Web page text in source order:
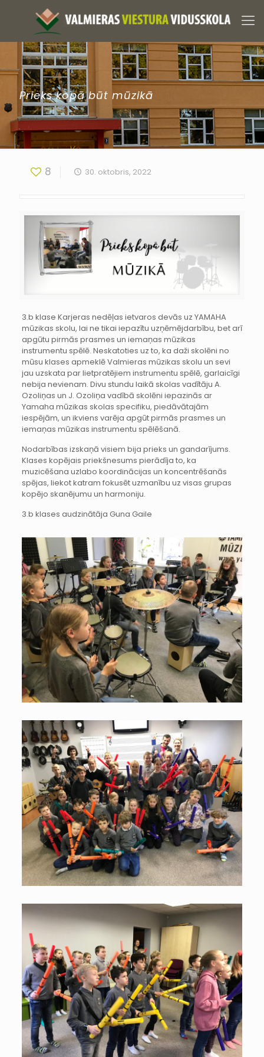
Prieks kopā būt mūzikā
8 30. oktobris, 2022
3.b klase Karjeras nedēļas ietvaros devās uz YAMAHA
mūzikas skolu, lai ne tikai iepazītu uzņēmējdarbību, bet arī
apgūtu pirmās prasmes un iemaņas mūzikas
instrumentu spēlē. Neskatoties uz to, ka daži skolēni no
mūsu klases apmeklē Valmieras mūzikas skolu un sevi
jau uzskata par lietpratējiem instrumentu spēlē, garlaicīgi
nebija nevienam. Divu stundu laikā skolas vadītāju A.
Ozoliņas un J. Ozoliņa vadībā skolēni iepazinās ar
Yamaha mūzikas skolas specifiku, piedāvātajām
iespējām, un ikviens varēja apgūt pirmās prasmes un
iemaņas mūzikas instrumentu spēlēšanā.
Nodarbības izskaņā visiem bija prieks un gandarījums.
Klases kopējais priekšnesums pierādīja to, ka
muzicēšana uzlabo koordinācijas un koncentrēšanās
spējas, liekot katram fokusēt uzmanību uz visas grupas
kopējo skanējumu un harmoniju.
3.b klases audzinātāja Guna Gaile